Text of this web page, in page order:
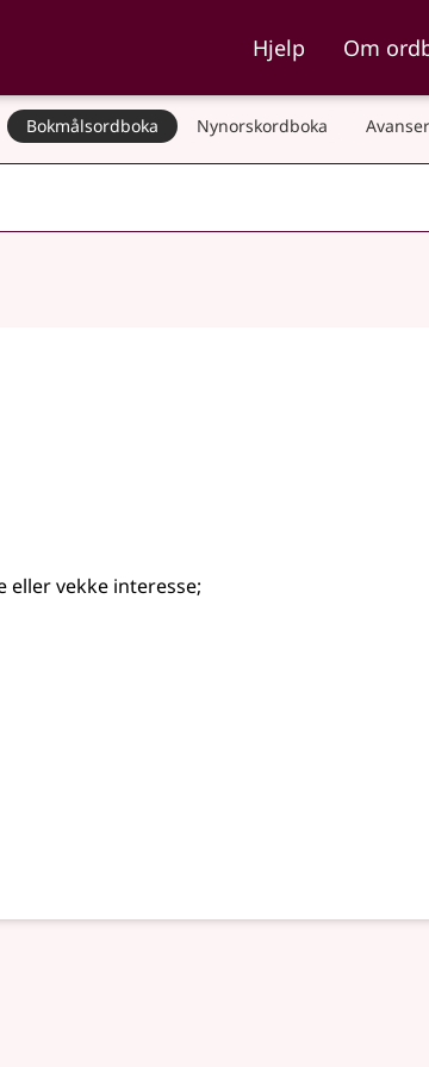
Hjelp Om
Bokmålsordboka Nynorskordboka
vekke interesse;